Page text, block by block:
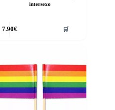
intersexo
7.90€ 🛒